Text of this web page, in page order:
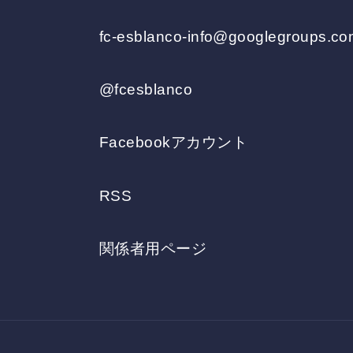
fc-esblanco-
@fcesblanco
Facebookアカウント
RSS
関係者用ページ